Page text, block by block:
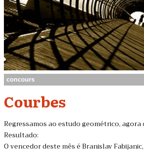
concours
Courbes
Regressamos ao estudo geométrico, agora
Resultado:
O vencedor deste mês é Branislav Fabijanic,